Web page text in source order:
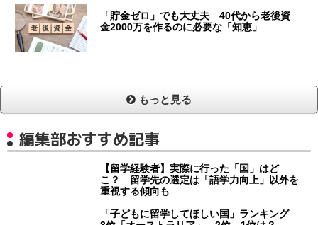
「貯金ゼロ」でも大丈夫 40代から老後資
金2000万を作るのに必要な「知恵」
もっと見る
編集部おすすめ記事
【留学経験者】実際に行った「国」はど
こ？ 留学先の選定は「語学力向上」以外を
重視する傾向も
「子どもに留学してほしい国」ランキング